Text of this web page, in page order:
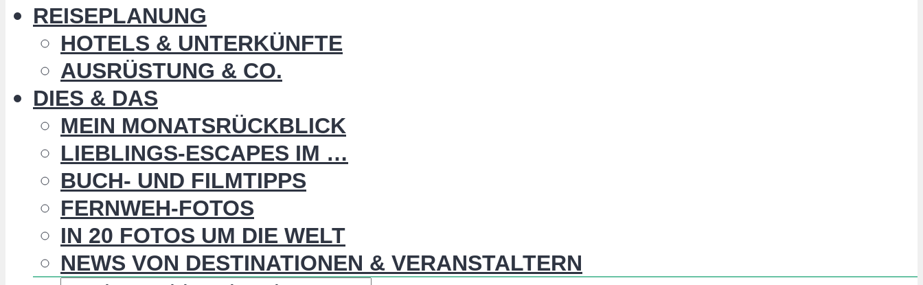
REISEPLANUNG
HOTELS & UNTERKÜNFTE
AUSRÜSTUNG & CO.
DIES & DAS
MEIN MONATSRÜCKBLICK
LIEBLINGS-ESCAPES IM …
BUCH- UND FILMTIPPS
FERNWEH-FOTOS
IN 20 FOTOS UM DIE WELT
NEWS VON DESTINATIONEN & VERANSTALTERN